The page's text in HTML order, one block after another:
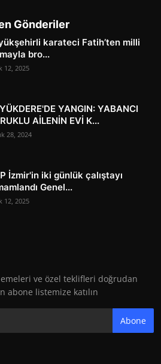
Gönderiler
karateci Fatih’ten milli
bro...
12, 2025
YANGIN: YABANCI
AİLENİN EVİ K...
28, 2024
İzmir'in iki günlük çalıştayı
Genel...
12, 2025
ve özel teklifleri doğrudan
abone listemize katılın
Abone